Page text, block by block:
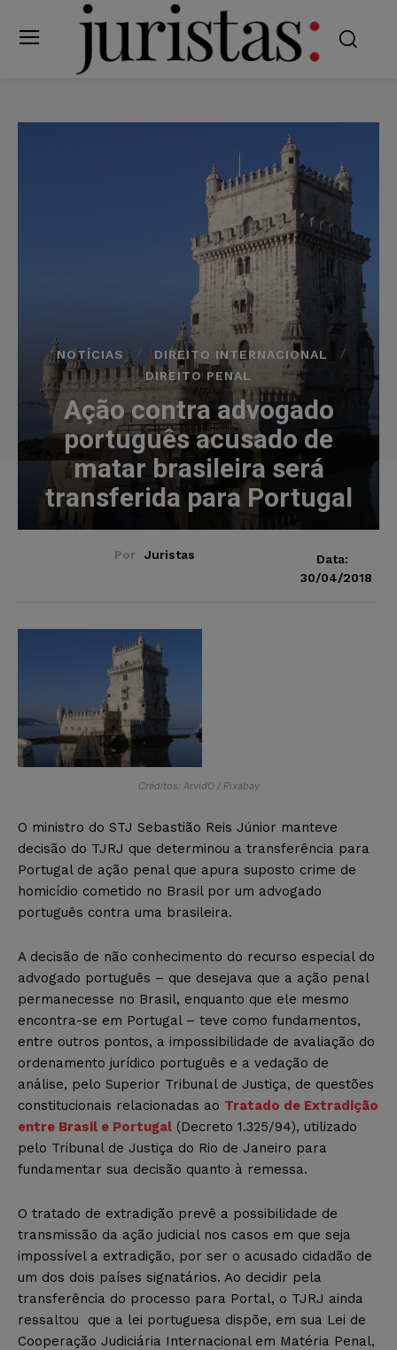
NOTÍCIAS
DIREITO INTERNACIONAL
DIREITO PENAL
Ação contra advogado
português acusado de
matar brasileira será
transferida para Portugal
Por Juristas
Data:
30/04/2018
Créditos: ArvidO / Pixabay
O ministro do STJ Sebastião Reis Júnior manteve
decisão do TJRJ que determinou a transferência para
Portugal de ação penal que apura suposto crime de
homicídio cometido no Brasil por um advogado
português contra uma brasileira.
A decisão de não conhecimento do recurso especial do
advogado português – que desejava que a ação penal
permanecesse no Brasil, enquanto que ele mesmo
encontra-se em Portugal – teve como fundamentos,
entre outros pontos, a impossibilidade de avaliação do
ordenamento jurídico português e a vedação de
análise, pelo Superior Tribunal de Justiça, de questões
constitucionais relacionadas ao Tratado de Extradição
entre Brasil e Portugal (Decreto 1.325/94), utilizado
pelo Tribunal de Justiça do Rio de Janeiro para
fundamentar sua decisão quanto à remessa.
O tratado de extradição prevê a possibilidade de
transmissão da ação judicial nos casos em que seja
impossível a extradição, por ser o acusado cidadão de
um dos dois países signatários. Ao decidir pela
transferência do processo para Portal, o TJRJ ainda
ressaltou que a lei portuguesa dispõe, em sua Lei de
Cooperação Judiciária Internacional em Matéria Penal,